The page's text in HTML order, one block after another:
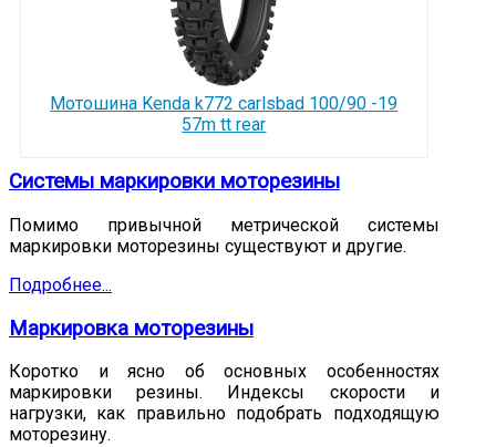
Мотошина Kenda k772 carlsbad 100/90 -19
57m tt rear
Системы маркировки моторезины
Помимо привычной метрической системы
маркировки моторезины существуют и другие.
Подробнее...
Маркировка моторезины
Коротко и ясно об основных особенностях
маркировки резины. Индексы скорости и
нагрузки, как правильно подобрать подходящую
моторезину.